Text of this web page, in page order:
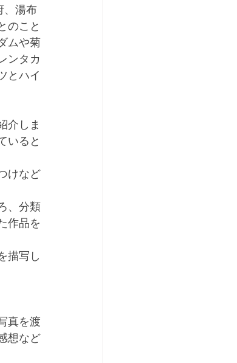
、湯布
のこと
ムや菊
ンタカ
とハイ
介しま
いると
けなど
、分類
作品を
描写し
真を渡
想など